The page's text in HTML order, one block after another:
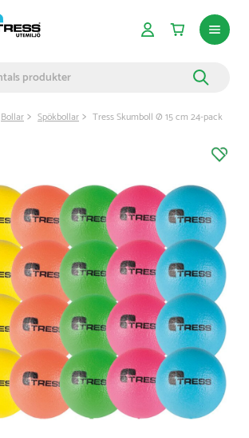
Bollar Spökbollar Tress Skumboll Ø 15 cm 24-pack